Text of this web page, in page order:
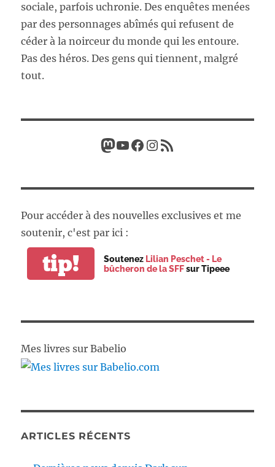
sociale, parfois uchronie. Des enquêtes menées
par des personnages abîmés qui refusent de
céder à la noirceur du monde qui les entoure.
Pas des héros. Des gens qui tiennent, malgré
tout.
Mastodon
YouTube
Facebook
Instagram
Flux RSS
Pour accéder à des nouvelles exclusives et me
soutenir, c'est par ici :
tip! Soutenez Lilian Peschet - Le
bûcheron de la SFFsur Tipeee
Mes livres sur Babelio
ARTICLES RÉCENTS